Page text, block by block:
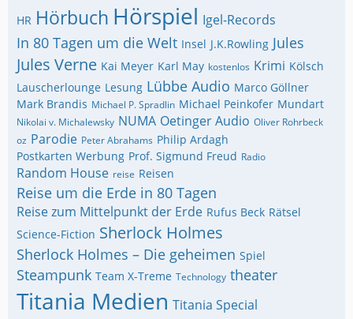
HR Hörbuch Hörspiel Igel-Records
In 80 Tagen um die Welt Insel J.K.Rowling Jules
Jules Verne Kai Meyer Karl May kostenlos Krimi Kölsch
Lauscherlounge Lesung Lübbe Audio Marco Göllner
Mark Brandis Michael P. Spradlin Michael Peinkofer Mundart
Nikolai v. Michalewsky NUMA Oetinger Audio Oliver Rohrbeck
oz Parodie Peter Abrahams Philip Ardagh
Postkarten Werbung Prof. Sigmund Freud Radio
Random House reise Reisen
Reise um die Erde in 80 Tagen
Reise zum Mittelpunkt der Erde Rufus Beck Rätsel
Science-Fiction Sherlock Holmes
Sherlock Holmes – Die geheimen Spiel
Steampunk Team X-Treme Technology theater
Titania Medien Titania Special